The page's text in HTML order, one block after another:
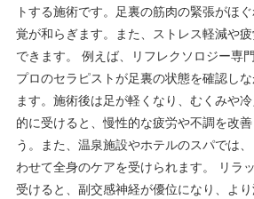
トする施術です。足裏の筋肉の緊張がほ
覚が和らぎます。また、ストレス軽減や
できます。 例えば、リフレクソロジー専
プロのセラピストが足裏の状態を確認し
ます。施術後は足が軽くなり、むくみや
的に受けると、慢性的な疲労や不調を改
う。また、温泉施設やホテルのスパでは
わせて全身のケアを受けられます。 リラ
受けると、副交感神経が優位になり、よ